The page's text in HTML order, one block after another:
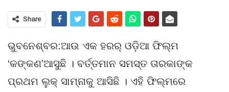
Share
ଭୁବନେଶ୍ବର:ଆଉ ଏକ ହରର୍ ଓଡ଼ିଆ ଫିଲ୍ମ
‘କଙ୍କଣ’ଆସୁଛି । ବର୍ତ୍ତମାନ ସମସ୍ତ ତାରକାଙ୍କ
ପ୍ରଥମ ଲୁକ୍ ସାମ୍ନାକୁ ଆସିଛି । ଏହି ଫିଲ୍ମରେ